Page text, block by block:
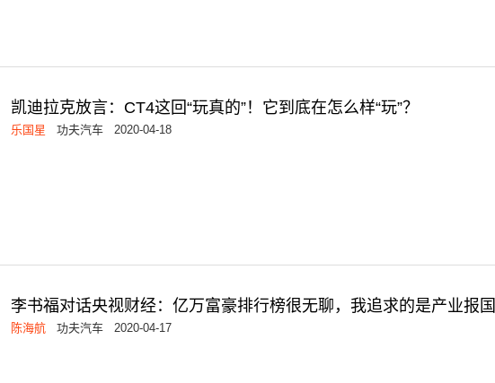
凯迪拉克放言：CT4这回“玩真的”！它到底在怎么样“玩”？
乐国星 功夫汽车 2020-04-18
李书福对话央视财经：亿万富豪排行榜很无聊，我追求的是产业报国
陈海航 功夫汽车 2020-04-17